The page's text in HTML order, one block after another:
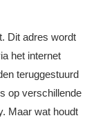
Dit adres wordt
het internet
teruggestuurd
op verschillende
Maar wat houdt